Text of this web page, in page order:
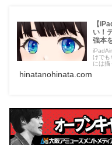
【
い！
強本
けでも
には描
の数
hinatanohinata.com